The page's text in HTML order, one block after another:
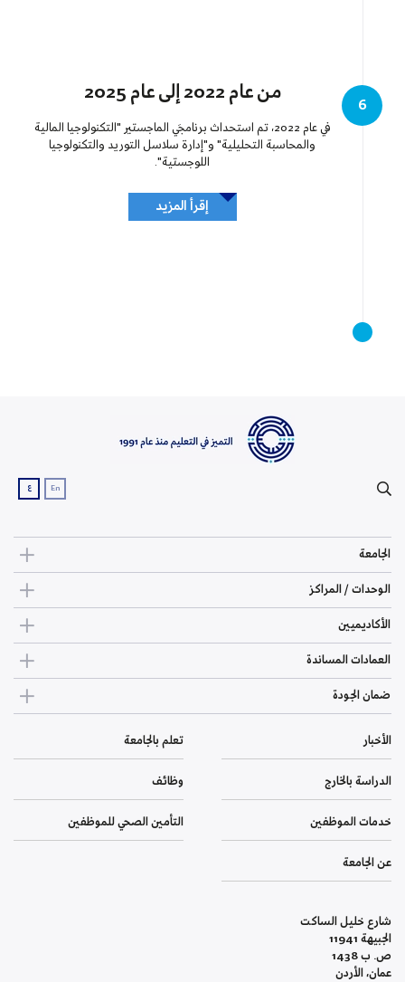
6 من عام 2022 إلى عام 2025
في عام 2022، تم استحداث برنامجَي الماجستير "التكنولوجيا المالية
والمحاسبة التحليلية" و"إدارة سلاسل التوريد والتكنولوجيا
اللوجستية".
إقرأ المزيد
En ع
الجامعة
الوحدات / المراكز
الأكاديميين
العمادات المساندة
ضمان الجودة
الأخبار تعلم بالجامعة
الدراسة بالخارج وظائف
خدمات الموظفين التأمين الصحي للموظفين
عن الجامعة
شارع خليل الساكت
الجبيهة 11941
ص. ب 1438
عمان، الأردن